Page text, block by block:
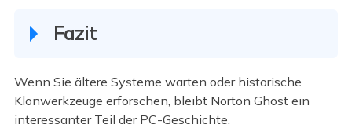
Fazit
Wenn Sie ältere Systeme warten oder historische
Klonwerkzeuge erforschen, bleibt Norton Ghost ein
interessanter Teil der PC-Geschichte.